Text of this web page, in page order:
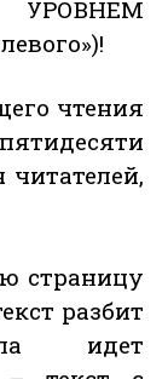
чтения
страницу
разбит
идет